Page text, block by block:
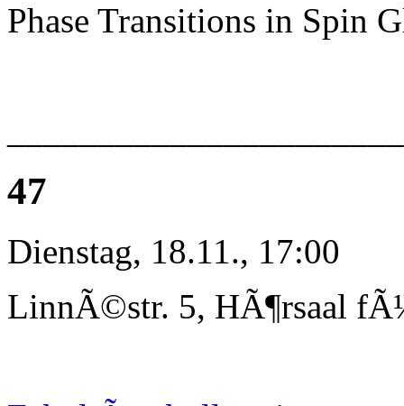
Phase Transitions in Spin
47
Dienstag, 18.11., 17:00
LinnÃ©str. 5, HÃ¶rsaal